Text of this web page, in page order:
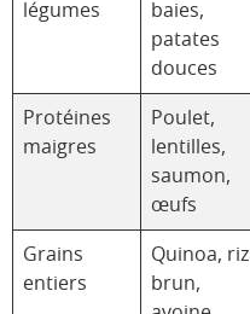
légumes
baies,
patates
douces
Protéines
maigres
Poulet,
lentilles,
saumon,
œufs
Grains
entiers
Quinoa, riz
brun,